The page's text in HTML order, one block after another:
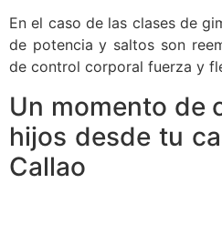
En el caso de las clases de
de potencia y saltos son
de control corporal fuerza y
Un momento de
hijos desde tu
Callao